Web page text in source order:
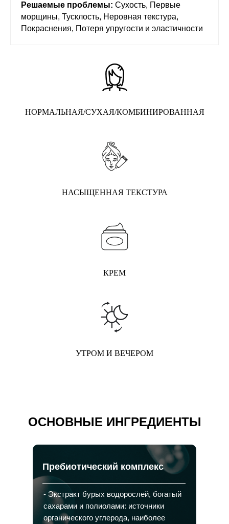
Решаемые проблемы: Сухость, Первые
морщины, Тусклость, Неровная текстура,
Покраснения, Потеря упругости и эластичности
НОРМАЛЬНАЯ/СУХАЯ/КОМБИНИРОВАННАЯ
НАСЫЩЕННАЯ ТЕКСТУРА
КРЕМ
УТРОМ И ВЕЧЕРОМ
ОСНОВНЫЕ ИНГРЕДИЕНТЫ
Пребиотический комплекс
- Экстракт бурых водорослей, богатый
сахарами и полиолами: источники
органического углерода, наиболее